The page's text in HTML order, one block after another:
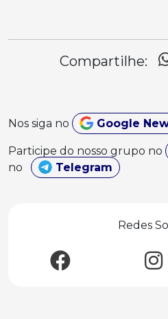
Compartilhe:
Nos siga no Google
Participe do nosso grupo no
no
Telegram
Redes